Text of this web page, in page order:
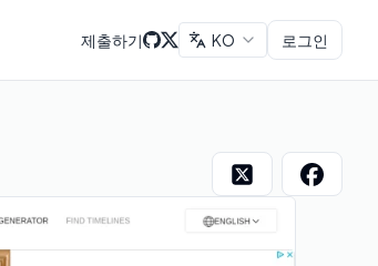
제출하기 KO 로그인